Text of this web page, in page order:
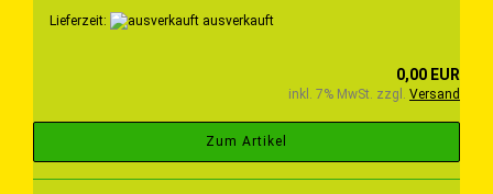
Lieferzeit: ausverkauft
0,00 EUR
inkl. 7% MwSt. zzgl. Versand
Zum Artikel